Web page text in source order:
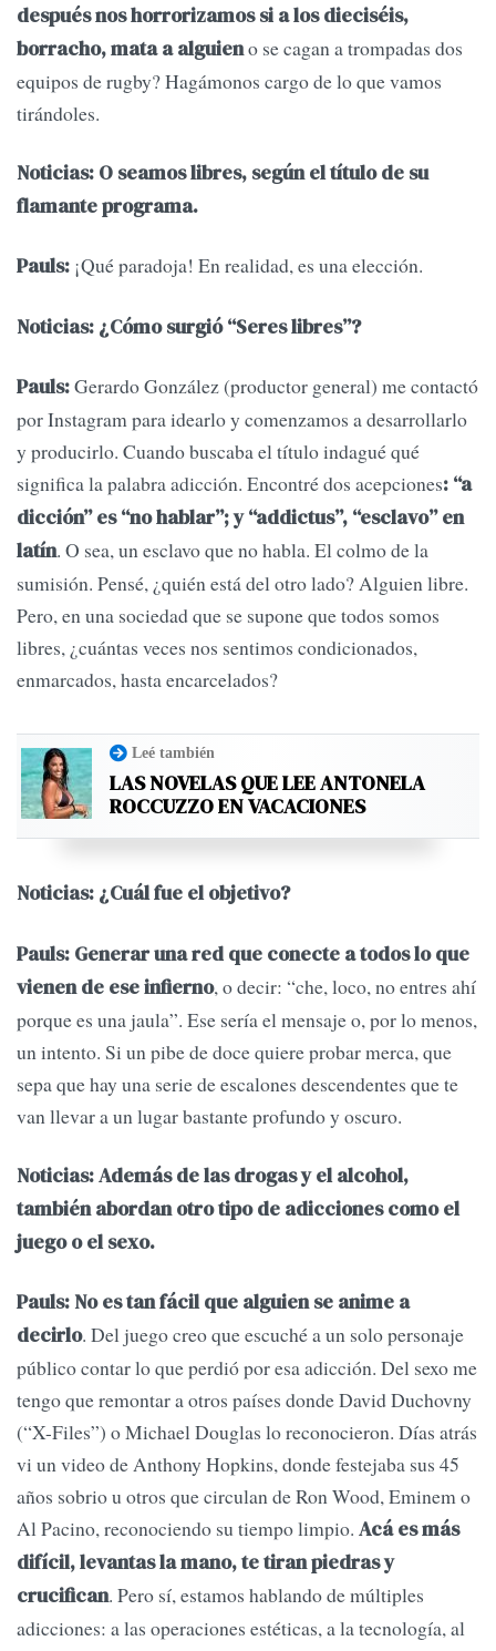
después nos horrorizamos si a los dieciséis,
borracho, mata a alguieno se cagan a trompadas dos
equipos de rugby? Hagámonos cargo de lo que vamos
tirándoles.
Noticias: O seamos libres, según el título de su
flamante programa.
Pauls: ¡Qué paradoja! En realidad, es una elección.
Noticias: ¿Cómo surgió “Seres libres”?
Pauls:Gerardo González (productor general) me contactó
por Instagram para idearlo y comenzamos a desarrollarlo
y producirlo. Cuando buscaba el título indagué qué
significa la palabra adicción. Encontré dos acepciones: “a
dicción” es “no hablar”; y “addictus”, “esclavo” en
latín. O sea, un esclavo que no habla. El colmo de la
sumisión. Pensé, ¿quién está del otro lado? Alguien libre.
Pero, en una sociedad que se supone que todos somos
libres, ¿cuántas veces nos sentimos condicionados,
enmarcados, hasta encarcelados?
Leé también
LAS NOVELAS QUE LEE ANTONELA
ROCCUZZO EN VACACIONES
Noticias: ¿Cuál fue el objetivo?
Pauls: Generar una red que conecte a todos lo que
vienen de ese infierno, o decir: “che, loco, no entres ahí
porque es una jaula”. Ese sería el mensaje o, por lo menos,
un intento. Si un pibe de doce quiere probar merca, que
sepa que hay una serie de escalones descendentes que te
van llevar a un lugar bastante profundo y oscuro.
Noticias: Además de las drogas y el alcohol,
también abordan otro tipo de adicciones como el
juego o el sexo.
Pauls: No es tan fácil que alguien se anime a
decirlo. Del juego creo que escuché a un solo personaje
público contar lo que perdió por esa adicción. Del sexo me
tengo que remontar a otros países donde David Duchovny
(“X-Files”) o Michael Douglas lo reconocieron. Días atrás
vi un video de Anthony Hopkins, donde festejaba sus 45
años sobrio u otros que circulan de Ron Wood, Eminem o
Al Pacino, reconociendo su tiempo limpio. Acá es más
difícil, levantas la mano, te tiran piedras y
crucifican. Pero sí, estamos hablando de múltiples
adicciones: a las operaciones estéticas, a la tecnología, al